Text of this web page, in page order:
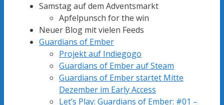
Samstag auf dem Adventsmarkt
Apfelpunsch for the win
Neuer Blog mit vielen Feeds
Guardians of Ember
Projekt auf Indiegogo
Guardians of Ember auf Steam
Guardians of Ember startet Mitte
Dezember im Early Access
Let’s Play: Guardians of Ember: #01 –